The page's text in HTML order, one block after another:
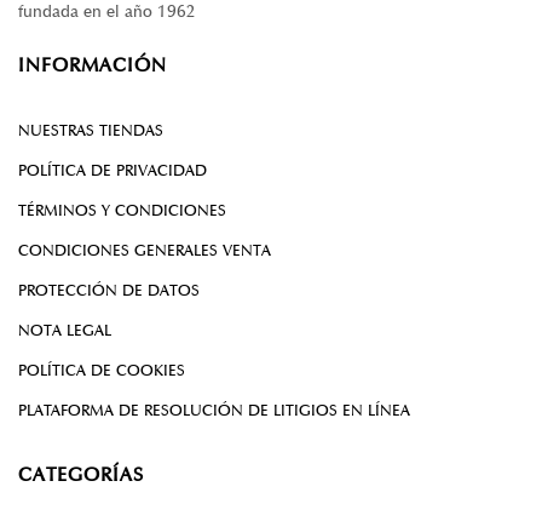
fundada en el año 1962
INFORMACIÓN
NUESTRAS TIENDAS
POLÍTICA DE PRIVACIDAD
TÉRMINOS Y CONDICIONES
CONDICIONES GENERALES VENTA
PROTECCIÓN DE DATOS
NOTA LEGAL
POLÍTICA DE COOKIES
PLATAFORMA DE RESOLUCIÓN DE LITIGIOS EN LÍNEA
CATEGORÍAS